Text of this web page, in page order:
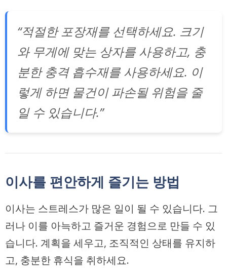
“적절한 포장재를 선택하세요. 크기
와 무게에 맞는 상자를 사용하고, 충
분한 충격 흡수재를 사용하세요. 이
렇게 하면 물건이 파손될 위험을 줄
일 수 있습니다.”
이사를 편안하게 즐기는 방법
이사는 스트레스가 많은 일이 될 수 있습니다. 그
러나 이를 아늑하고 즐거운 경험으로 만들 수 있
습니다. 계획을 세우고, 조직적인 상태를 유지하
고, 충분한 휴식을 취하세요.